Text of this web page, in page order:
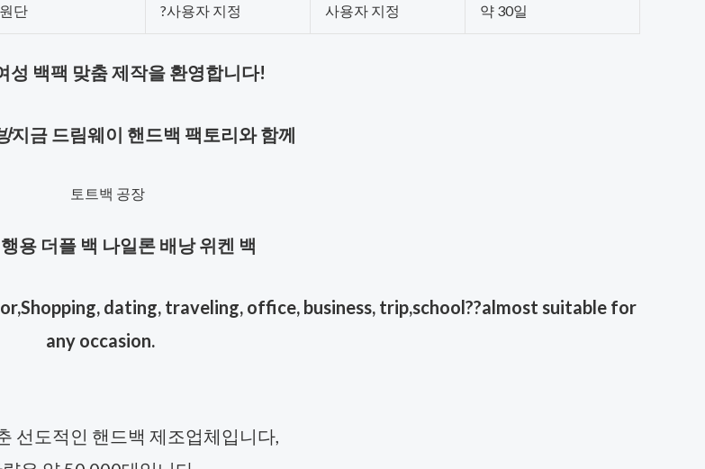
단 ?사용자 지정 사용자 지정 약 30일
성 백팩 맞춤 제작을 환영합니다!
지금 드림웨이 핸드백 팩토리와 함께
용 더플 백 나일론 배낭 위켄 백
dating, traveling, office, business, trip,school??almost suitable for
any occasion.
선도적인 핸드백 제조업체입니다,